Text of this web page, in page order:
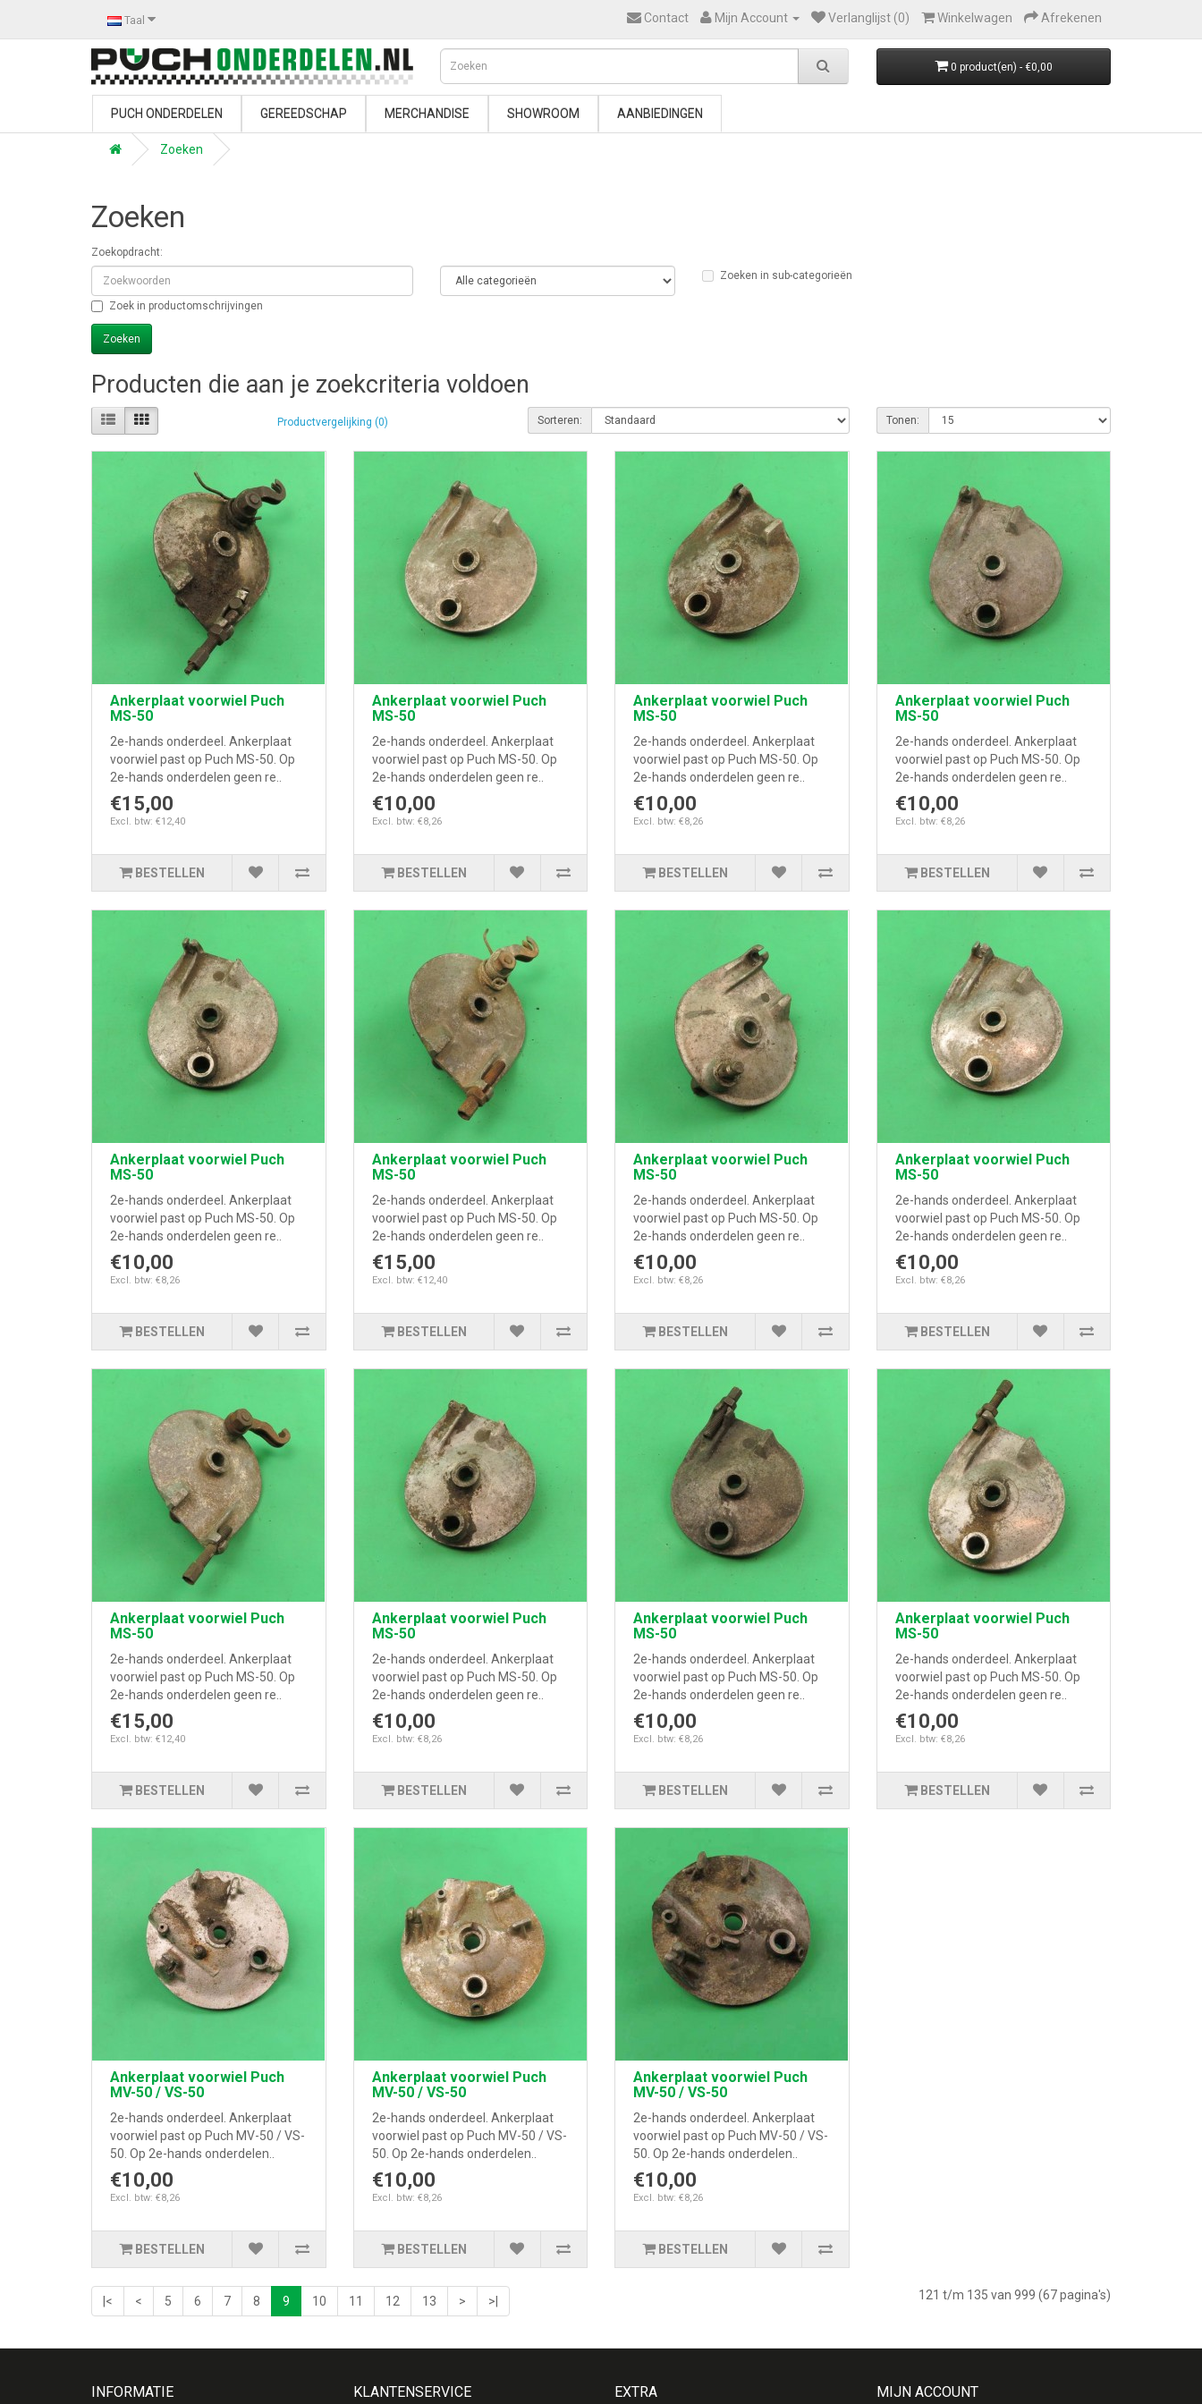
Taal Contact Mijn Account Verlanglijst (0) Winkelwagen Afrekenen
0 product(en) - €0,00
PUCH ONDERDELEN GEREEDSCHAP MERCHANDISE SHOWROOM AANBIEDINGEN
Zoeken
Zoeken
Zoekopdracht:
Zoeken in sub-categorieën
Zoek in productomschrijvingen
Producten die aan je zoekcriteria voldoen
Productvergelijking (0) Sorteren: Tonen:
Ankerplaat voorwiel Puch
MS-50
2e-hands onderdeel. Ankerplaat
voorwiel past op Puch MS-50. Op
2e-hands onderdelen geen re..
€15,00
Excl. btw: €12,40
BESTELLEN
Ankerplaat voorwiel Puch
MS-50
2e-hands onderdeel. Ankerplaat
voorwiel past op Puch MS-50. Op
2e-hands onderdelen geen re..
€10,00
Excl. btw: €8,26
BESTELLEN
Ankerplaat voorwiel Puch
MS-50
2e-hands onderdeel. Ankerplaat
voorwiel past op Puch MS-50. Op
2e-hands onderdelen geen re..
€10,00
Excl. btw: €8,26
BESTELLEN
Ankerplaat voorwiel Puch
MS-50
2e-hands onderdeel. Ankerplaat
voorwiel past op Puch MS-50. Op
2e-hands onderdelen geen re..
€10,00
Excl. btw: €8,26
BESTELLEN
Ankerplaat voorwiel Puch
MS-50
2e-hands onderdeel. Ankerplaat
voorwiel past op Puch MS-50. Op
2e-hands onderdelen geen re..
€10,00
Excl. btw: €8,26
BESTELLEN
Ankerplaat voorwiel Puch
MS-50
2e-hands onderdeel. Ankerplaat
voorwiel past op Puch MS-50. Op
2e-hands onderdelen geen re..
€15,00
Excl. btw: €12,40
BESTELLEN
Ankerplaat voorwiel Puch
MS-50
2e-hands onderdeel. Ankerplaat
voorwiel past op Puch MS-50. Op
2e-hands onderdelen geen re..
€10,00
Excl. btw: €8,26
BESTELLEN
Ankerplaat voorwiel Puch
MS-50
2e-hands onderdeel. Ankerplaat
voorwiel past op Puch MS-50. Op
2e-hands onderdelen geen re..
€10,00
Excl. btw: €8,26
BESTELLEN
Ankerplaat voorwiel Puch
MS-50
2e-hands onderdeel. Ankerplaat
voorwiel past op Puch MS-50. Op
2e-hands onderdelen geen re..
€15,00
Excl. btw: €12,40
BESTELLEN
Ankerplaat voorwiel Puch
MS-50
2e-hands onderdeel. Ankerplaat
voorwiel past op Puch MS-50. Op
2e-hands onderdelen geen re..
€10,00
Excl. btw: €8,26
BESTELLEN
Ankerplaat voorwiel Puch
MS-50
2e-hands onderdeel. Ankerplaat
voorwiel past op Puch MS-50. Op
2e-hands onderdelen geen re..
€10,00
Excl. btw: €8,26
BESTELLEN
Ankerplaat voorwiel Puch
MS-50
2e-hands onderdeel. Ankerplaat
voorwiel past op Puch MS-50. Op
2e-hands onderdelen geen re..
€10,00
Excl. btw: €8,26
BESTELLEN
Ankerplaat voorwiel Puch
MV-50 / VS-50
2e-hands onderdeel. Ankerplaat
voorwiel past op Puch MV-50 / VS-
50. Op 2e-hands onderdelen..
€10,00
Excl. btw: €8,26
BESTELLEN
Ankerplaat voorwiel Puch
MV-50 / VS-50
2e-hands onderdeel. Ankerplaat
voorwiel past op Puch MV-50 / VS-
50. Op 2e-hands onderdelen..
€10,00
Excl. btw: €8,26
BESTELLEN
Ankerplaat voorwiel Puch
MV-50 / VS-50
2e-hands onderdeel. Ankerplaat
voorwiel past op Puch MV-50 / VS-
50. Op 2e-hands onderdelen..
€10,00
Excl. btw: €8,26
BESTELLEN
|< < 5 6 7 8 9 10 11 12 13 > >| 121 t/m 135 van 999 (67 pagina's)
INFORMATIE KLANTENSERVICE EXTRA MIJN ACCOUNT